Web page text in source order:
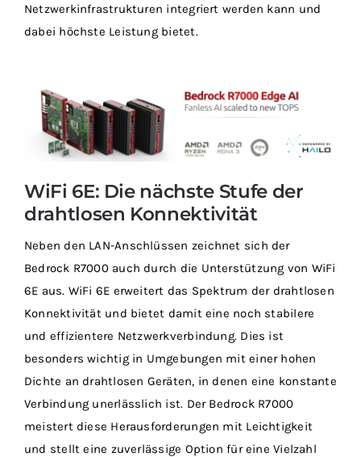
Netzwerkinfrastrukturen integriert werden kann und
dabei höchste Leistung bietet.
WiFi 6E: Die nächste Stufe der
drahtlosen Konnektivität
Neben den LAN-Anschlüssen zeichnet sich der
Bedrock R7000 auch durch die Unterstützung von WiFi
6E aus. WiFi 6E erweitert das Spektrum der drahtlosen
Konnektivität und bietet damit eine noch stabilere
und effizientere Netzwerkverbindung. Dies ist
besonders wichtig in Umgebungen mit einer hohen
Dichte an drahtlosen Geräten, in denen eine konstante
Verbindung unerlässlich ist. Der Bedrock R7000
meistert diese Herausforderungen mit Leichtigkeit
und stellt eine zuverlässige Option für eine Vielzahl